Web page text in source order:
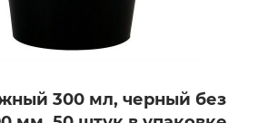
300 мл, черный без